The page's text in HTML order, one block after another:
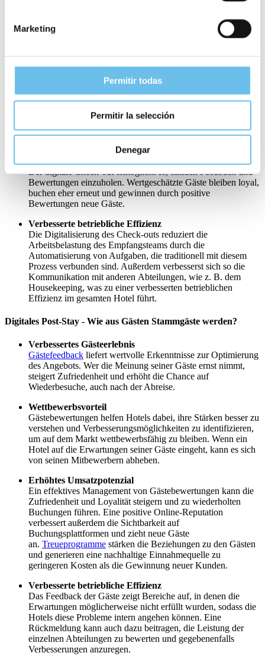
Marketing
Permitir todas
Permitir la selección
Denegar
Verbessertes Gästeerlebnis
Durch die
– und Check-out-
eingespart, sodass Gäste den Check-out selbstständig und in
ihrem eigenen Tempo durchführen können.
Ein optimierter Check-out-Prozess wird von den Gästen von
heute zunehmend geschätzt, sodass es für Hotels unerlässlich
ist, wettbewerbsfähig zu bleiben. Der digitale Check-out
ist bereits auf dem Weg, zum Standard in der Hotellerie zu
Erhöhtes Umsatzpotenzial
Der digitale Check-out ermöglicht es, einfach Feedback und
Bewertungen einzuholen. Wertgeschätzte Gäste bleiben loyal,
buchen eher erneut und gewinnen durch positive
Bewertungen neue Gäste.
Verbesserte betriebliche Effizienz
Die Digitalisierung des Check-outs reduziert die
Arbeitsbelastung des Empfangsteams durch die
Automatisierung von Aufgaben, die traditionell mit diesem
Prozess verbunden sind. Außerdem verbesserst sich so die
Kommunikation mit anderen Abteilungen, wie z. B. dem
Housekeeping, was zu einer verbesserten betrieblichen
Effizienz im gesamten Hotel führt.
Digitales Post-Stay - Wie aus Gästen Stammgäste werden?
Verbessertes Gästeerlebnis
Gästefeedback liefert wertvolle Erkenntnisse zur Optimierung
des Angebots. Wer die Meinung seiner Gäste ernst nimmt,
steigert Zufriedenheit und erhöht die Chance auf
Wiederbesuche, auch nach der Abreise.
Wettbewerbsvorteil
Gästebewertungen helfen Hotels dabei, ihre Stärken besser zu
verstehen und Verbesserungsmöglichkeiten zu identifizieren,
um auf dem Markt wettbewerbsfähig zu bleiben. Wenn ein
Hotel auf die Erwartungen seiner Gäste eingeht, kann es sich
von seinen Mitbewerbern abheben.
Erhöhtes Umsatzpotenzial
Ein effektives Management von Gästebewertungen kann die
Zufriedenheit und Loyalität steigern und zu wiederholten
Buchungen führen. Eine positive Online-Reputation
verbessert außerdem die Sichtbarkeit auf
Buchungsplattformen und zieht neue Gäste
an. Treueprogramme stärken die Beziehungen zu den Gästen
und generieren eine nachhaltige Einnahmequelle zu
geringeren Kosten als die Gewinnung neuer Kunden.
Verbesserte betriebliche Effizienz
Das Feedback der Gäste zeigt Bereiche auf, in denen die
Erwartungen möglicherweise nicht erfüllt wurden, sodass die
Hotels diese Probleme intern angehen können. Eine
Rückmeldung kann auch dazu beitragen, die Leistung der
einzelnen Abteilungen zu bewerten und gegebenenfalls
Verbesserungen anzuregen.